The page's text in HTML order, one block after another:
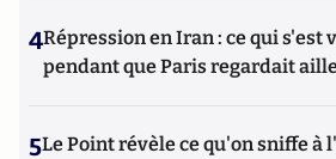
4Répression en Iran : ce qui s'est
pendant que Paris regardait
5Le Point révèle ce qu'on sniffe à